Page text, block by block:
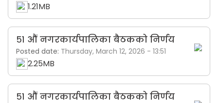
1.21MB
५१ औं नगरकार्यपालिका बैठकको निर्णय
Posted date: Thursday, March 12, 2026 - 13:51
2.25MB
५१ औं नगरकार्यपालिका बैठकको निर्णय